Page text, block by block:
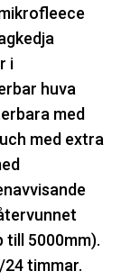
i
huva
med
med extra
5000mm).
timmar.